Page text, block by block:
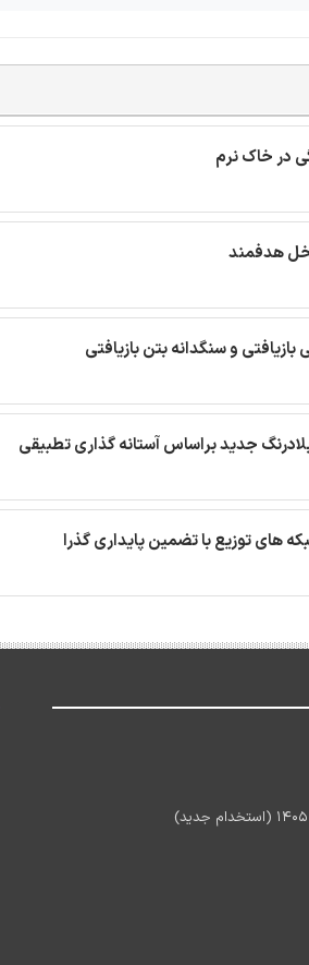
در خاک نرم
هدفمند
و سنگدانه بتن بازیافتی